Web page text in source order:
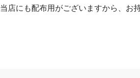
当店にも配布用がございますから、お